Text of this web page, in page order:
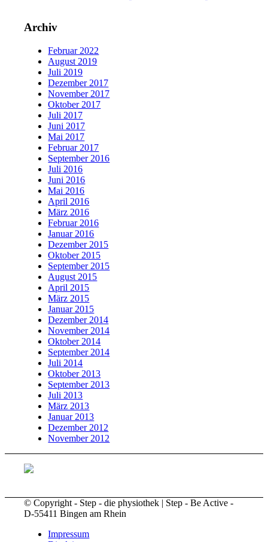
Archiv
Februar 2022
August 2019
Juli 2019
Dezember 2017
November 2017
Oktober 2017
Juli 2017
Juni 2017
Mai 2017
Februar 2017
September 2016
Juli 2016
Juni 2016
Mai 2016
April 2016
März 2016
Februar 2016
Januar 2016
Dezember 2015
Oktober 2015
September 2015
August 2015
April 2015
März 2015
Januar 2015
Dezember 2014
November 2014
Oktober 2014
September 2014
Juli 2014
Oktober 2013
September 2013
Juli 2013
März 2013
Januar 2013
Dezember 2012
November 2012
© Copyright - Step - die physiothek | Step - Be Active -
D-55411 Bingen am Rhein
Impressum